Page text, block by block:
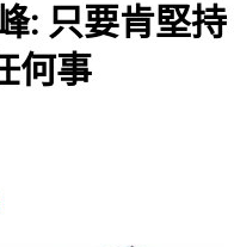
: 只要肯堅持
何事